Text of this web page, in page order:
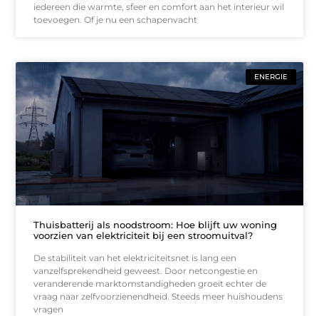
iedereen die warmte, sfeer en comfort aan het interieur wil
toevoegen. Of je nu een schapenvacht
ENERGIE
Thuisbatterij als noodstroom: Hoe blijft uw woning
voorzien van elektriciteit bij een stroomuitval?
De stabiliteit van het elektriciteitsnet is lang een
vanzelfsprekendheid geweest. Door netcongestie en
veranderende marktomstandigheden groeit echter de
vraag naar zelfvoorzienendheid. Steeds meer huishoudens
vragen